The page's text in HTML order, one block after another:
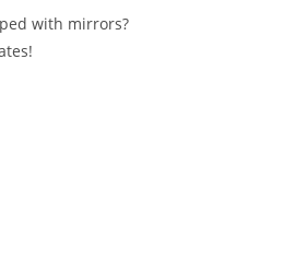
with mirrors?